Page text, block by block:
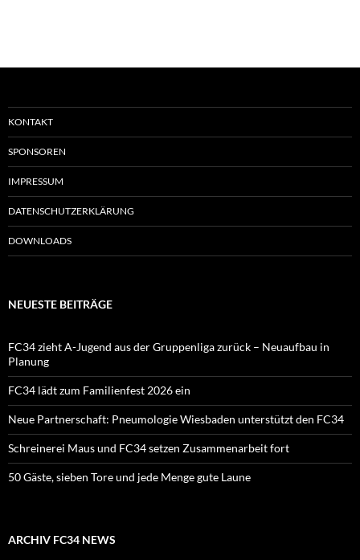
KONTAKT
SPONSOREN
IMPRESSUM
DATENSCHUTZERKLÄRUNG
DOWNLOADS
NEUESTE BEITRÄGE
FC34 zieht A-Jugend aus der Gruppenliga zurück – Neuaufbau in
Planung
FC34 lädt zum Familienfest 2026 ein
Neue Partnerschaft: Pneumologie Wiesbaden unterstützt den FC34
Schreinerei Maus und FC34 setzen Zusammenarbeit fort
50 Gäste, sieben Tore und jede Menge gute Laune
ARCHIV FC34 NEWS